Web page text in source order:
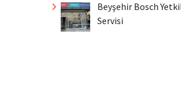
Beyşehir Bosch
Servisi